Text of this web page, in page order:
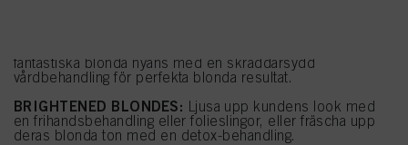
fantastiska blonda nyans med en skräddarsydd
vårdbehandling för perfekta blonda resultat.
BRIGHTENED BLONDES: Ljusa upp kundens look med
en frihandsbehandling eller folieslingor, eller fräscha upp
deras blonda ton med en detox-behandling.